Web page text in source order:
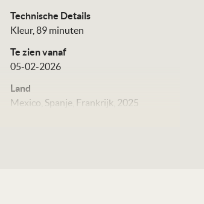
Technische Details
Kleur, 89 minuten
Te zien vanaf
05-02-2026
Land
Mexico, Spanje, Frankrijk, 2025